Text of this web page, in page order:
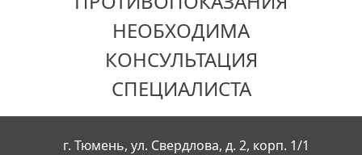
НЕОБХОДИМА
КОНСУЛЬТАЦИЯ
СПЕЦИАЛИСТА
г. Тюмень, ул. Свердлова, д. 2, корп. 1/1